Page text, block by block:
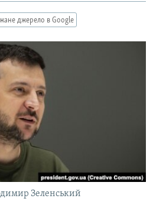
джерело в Google
Зеленський